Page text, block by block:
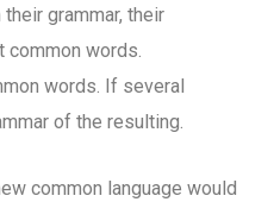
grammar, their
common words.
words. If several
of the resulting.
common language would